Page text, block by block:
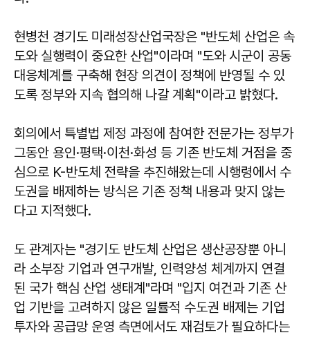
현병천 경기도 미래성장산업국장은 "반도체 산업은 속
도와 실행력이 중요한 산업"이라며 "도와 시군이 공동
대응체계를 구축해 현장 의견이 정책에 반영될 수 있
도록 정부와 지속 협의해 나갈 계획"이라고 밝혔다.
회의에서 특별법 제정 과정에 참여한 전문가는 정부가
그동안 용인·평택·이천·화성 등 기존 반도체 거점을 중
심으로 K-반도체 전략을 추진해왔는데 시행령에서 수
도권을 배제하는 방식은 기존 정책 내용과 맞지 않는
다고 지적했다.
도 관계자는 "경기도 반도체 산업은 생산공장뿐 아니
라 소부장 기업과 연구개발, 인력양성 체계까지 연결
된 국가 핵심 산업 생태계"라며 "입지 여건과 기존 산
업 기반을 고려하지 않은 일률적 수도권 배제는 기업
투자와 공급망 운영 측면에서도 재검토가 필요하다는